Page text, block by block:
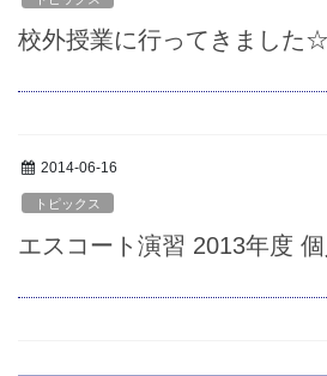
Q&A +
アクセス
資料請求
OPENキャン
校外授業に行ってきました☆
2014-06-16
トピックス
エスコート演習 2013年度